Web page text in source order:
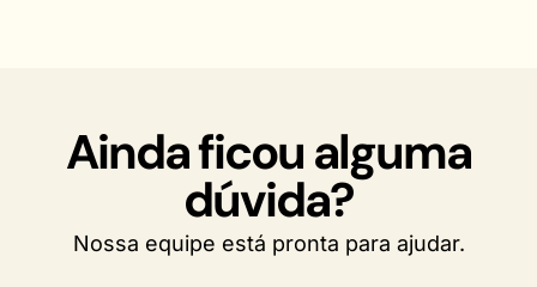
Ainda ficou alguma
dúvida?
Nossa equipe está pronta para ajudar.